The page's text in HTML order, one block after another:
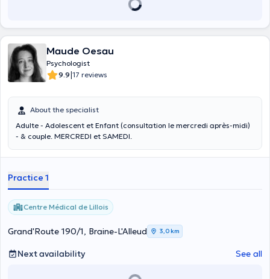
Maude Oesau
Psychologist
9.9|17 reviews
About the specialist
Adulte - Adolescent et Enfant (consultation le mercredi après-midi)
- & couple. MERCREDI et SAMEDI.
Practice 1
Centre Médical de Lillois
Grand'Route 190/1, Braine-L'Alleud 3,0 km
Next availability See all